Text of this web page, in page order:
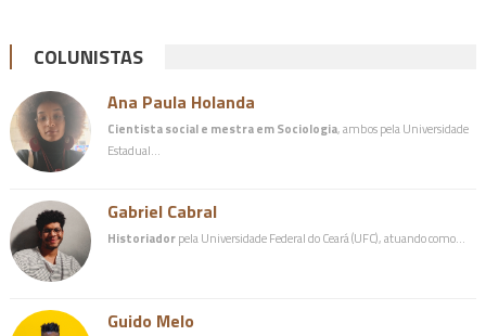
COLUNISTAS
Ana Paula Holanda
Cientista social e mestra em Sociologia, ambos pela Universidade
Estadual…
Gabriel Cabral
Historiadorpela Universidade Federal do Ceará (UFC), atuando como…
Guido Melo